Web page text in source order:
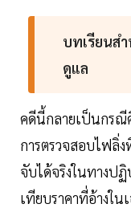
บทเรียนส
ดูแล
คดีนี้กลายเป็นกรณี
การตรวจสอบไฟลิ่
จับได้จริงในทางป
เทียบราคาที่อ้างใน